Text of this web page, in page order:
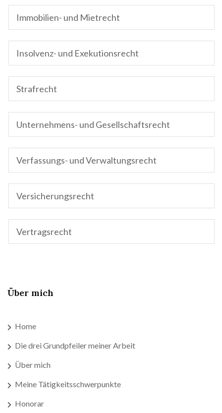
Immobilien- und Mietrecht
Insolvenz- und Exekutionsrecht
Strafrecht
Unternehmens- und Gesellschaftsrecht
Verfassungs- und Verwaltungsrecht
Versicherungsrecht
Vertragsrecht
Über mich
Home
Die drei Grundpfeiler meiner Arbeit
Über mich
Meine Tätigkeitsschwerpunkte
Honorar